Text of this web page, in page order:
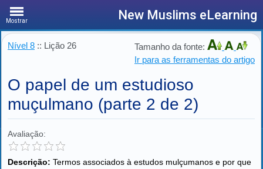
Mostrar New Muslims eLearning
Nível 8 :: Lição 26
Tamanho da fonte:
Ir para as ferramentas do artigo
O papel de um estudioso
muçulmano (parte 2 de 2)
Avaliação:
Descrição: Termos associados à estudos mulçumanos e por que